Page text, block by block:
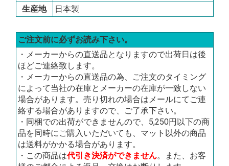
生産地
日本製
ご注文前に必ずお読み下さい。
・メーカーからの直送品となりますので出荷日は後
ほどご連絡致します。
・メーカーからの直送品の為、ご注文のタイミング
によって当社の在庫とメーカーの在庫が一致しない
場合があります。売り切れの場合はメールにてご連
絡する場合がありますので、ご了承下さい。
・同梱での出荷ができませんので、5,250円以下の商
品を同時にご購入いただいても、マット以外の商品
は送料がかかる場合があります。
・この商品は代引き決済ができません。また、お客